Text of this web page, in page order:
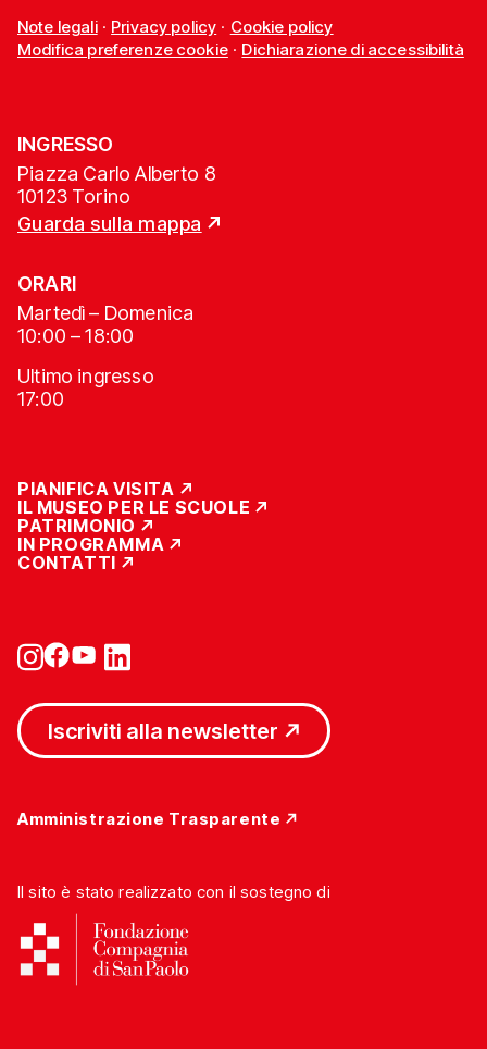
Note legali· Privacy policy · Cookie policy
Modifica preferenze cookie· Dichiarazione di accessibilità
INGRESSO
Piazza Carlo Alberto 8
10123 Torino
Guarda sulla mappa
ORARI
Martedì – Domenica
10:00 – 18:00
Ultimo ingresso
17:00
PIANIFICA VISITA
IL MUSEO PER LE SCUOLE
PATRIMONIO
IN PROGRAMMA
CONTATTI
Iscriviti alla newsletter
Amministrazione Trasparente
Il sito è stato realizzato con il sostegno di